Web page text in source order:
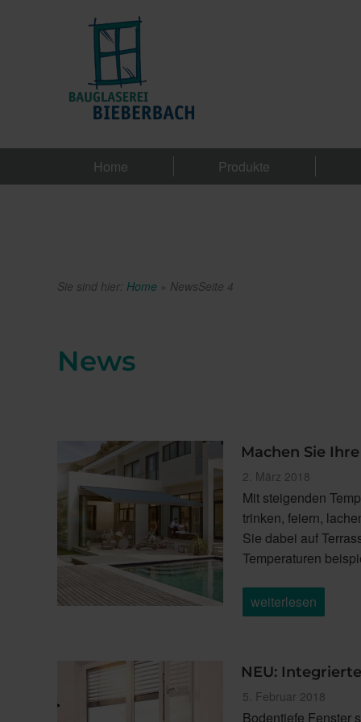
Home Produkte
Sie sind hier: Home » NewsSeite 4
News
Machen Sie
Veröffentlicht
am
2. März 2018
Mit steigenden
trinken, feiern,
Sie dabei auf
Temperaturen
„Machen
Sie
WohnfühlZimmer“
weiterlesen
NEU:
Veröffentlicht
am
5. Februar 2018
Bodentiefe Fenster